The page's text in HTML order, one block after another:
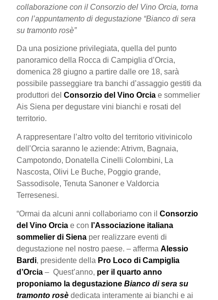
collaborazione con il Consorzio del Vino Orcia, torna
con l’appuntamento di degustazione “Bianco di sera
su tramonto rosè”
Da una posizione privilegiata, quella del punto
panoramico della Rocca di Campiglia d’Orcia,
domenica 28 giugno a partire dalle ore 18, sarà
possibile passeggiare tra banchi d’assaggio gestiti da
produttori del Consorzio del Vino Orciae sommelier
Ais Siena per degustare vini bianchi e rosati del
territorio.
A rappresentare l’altro volto del territorio vitivinicolo
dell’Orcia saranno le aziende: Atrivm, Bagnaia,
Campotondo, Donatella Cinelli Colombini, La
Nascosta, Olivi Le Buche, Poggio grande,
Sassodisole, Tenuta Sanoner e Valdorcia
Terresenesi.
“Ormai da alcuni anni collaboriamo con il Consorzio
del Vino Orciae con l’Associazione italiana
sommelier di Sienaper realizzare eventi di
degustazione nel nostro paese. – afferma Alessio
Bardi, presidente della Pro Loco di Campiglia
d’Orcia– Quest’anno, per il quarto anno
proponiamo la degustazione Bianco di sera su
tramonto rosè dedicata interamente ai bianchi e ai